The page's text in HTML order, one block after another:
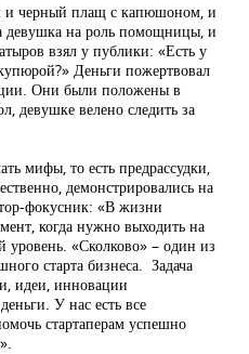
и черный плащ с капюшоном, и
девушка на роль помощницы, и
взял у публики: «Есть у
Деньги пожертвовал
Они были положены в
девушке велено следить за
мифы, то есть предрассудки,
демонстрировались на
фокусник: «В жизни
когда нужно выходить на
«Сколково» – один из
старта бизнеса. Задача
идеи, инновации
У нас есть все
стартаперам успешно